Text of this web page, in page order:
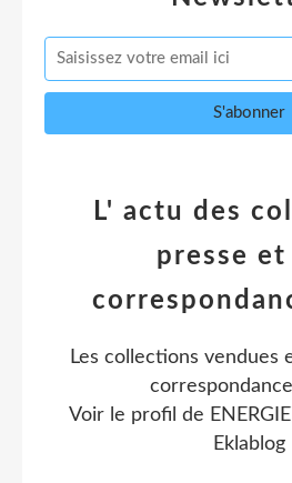
L' actu des
presse et
Les collections vendues
Voir le profil de
Eklablog